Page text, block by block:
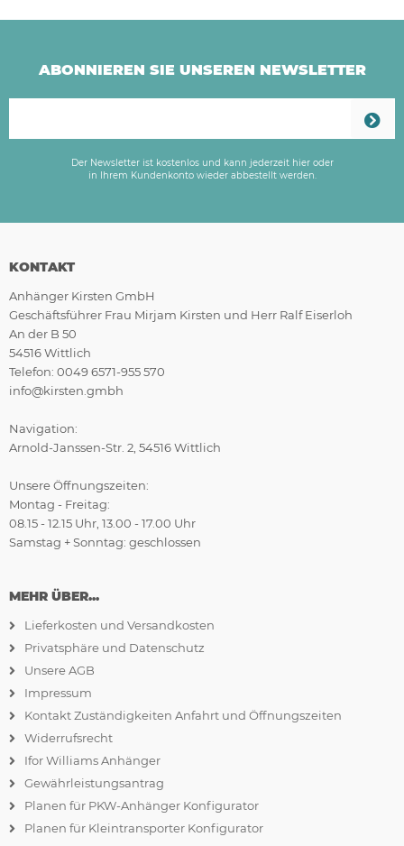
ABONNIEREN SIE UNSEREN NEWSLETTER
Der Newsletter ist kostenlos und kann jederzeit hier oder
in Ihrem Kundenkonto wieder abbestellt werden.
KONTAKT
Anhänger Kirsten GmbH
Geschäftsführer Frau Mirjam Kirsten und Herr Ralf Eiserloh
An der B 50
54516 Wittlich
Telefon: 0049 6571-955 570
info@kirsten.gmbh
Navigation:
Arnold-Janssen-Str. 2, 54516 Wittlich
Unsere Öffnungszeiten:
Montag - Freitag:
08.15 - 12.15 Uhr, 13.00 - 17.00 Uhr
Samstag + Sonntag: geschlossen
MEHR ÜBER...
Lieferkosten und Versandkosten
Privatsphäre und Datenschutz
Unsere AGB
Impressum
Kontakt Zuständigkeiten Anfahrt und Öffnungszeiten
Widerrufsrecht
Ifor Williams Anhänger
Gewährleistungsantrag
Planen für PKW-Anhänger Konfigurator
Planen für Kleintransporter Konfigurator